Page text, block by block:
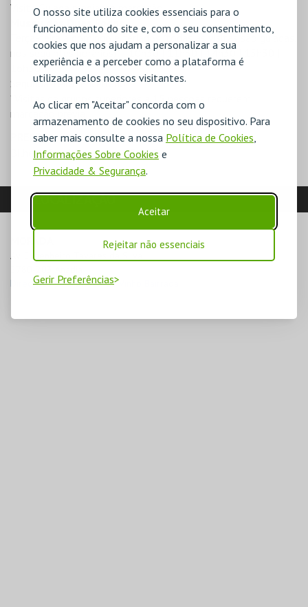
O nosso site utiliza cookies essenciais para o
funcionamento do site e, com o seu consentimento,
cookies que nos ajudam a personalizar a sua
experiência e a perceber como a plataforma é
utilizada pelos nossos visitantes.
Ao clicar em "Aceitar" concorda com o
armazenamento de cookies no seu dispositivo. Para
saber mais consulte a nossa Política de Cookies
Informações Sobre Cookies e
Privacidade & Segurança.
Aceitar
Rejeitar não essenciais
Gerir Preferências
Visita Guiada mediante marcação
Museu das Duas Rodas
Terça-feira a domingo e feriados (todas as visitas são guiadas,
nos seguintes horários)*: 10h30 | 11h30 | 14h30 | 15h30 |
16h30
Segunda-feira: Encerrado
*Visitas de grupos superiores a 15 pessoas requerem
marcação prévia.
PREÇOS
Bilhete Geral 2 Museus – 5,00€
LOCALIZAÇÃO
Av. Engenheiro Tavares da Silva
Direcções para Museu do Vinho Bairrada